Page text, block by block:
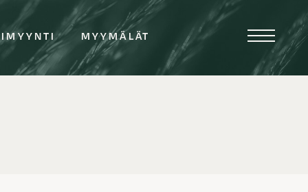
MYYMÄLÄT